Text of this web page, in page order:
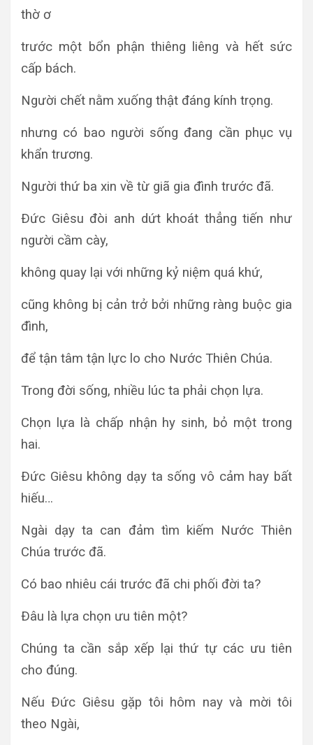
thờ ơ
trước một bổn phận thiêng liêng và hết sức
cấp bách.
Người chết nằm xuống thật đáng kính trọng.
nhưng có bao người sống đang cần phục vụ
khẩn trương.
Người thứ ba xin về từ giã gia đình trước đã.
Ðức Giêsu đòi anh dứt khoát thẳng tiến như
người cầm cày,
không quay lại với những kỷ niệm quá khứ,
cũng không bị cản trở bởi những ràng buộc gia
đình,
để tận tâm tận lực lo cho Nước Thiên Chúa.
Trong đời sống, nhiều lúc ta phải chọn lựa.
Chọn lựa là chấp nhận hy sinh, bỏ một trong
hai.
Ðức Giêsu không dạy ta sống vô cảm hay bất
hiếu…
Ngài dạy ta can đảm tìm kiếm Nước Thiên
Chúa trước đã.
Có bao nhiêu cái trước đã chi phối đời ta?
Ðâu là lựa chọn ưu tiên một?
Chúng ta cần sắp xếp lại thứ tự các ưu tiên
cho đúng.
Nếu Ðức Giêsu gặp tôi hôm nay và mời tôi
theo Ngài,